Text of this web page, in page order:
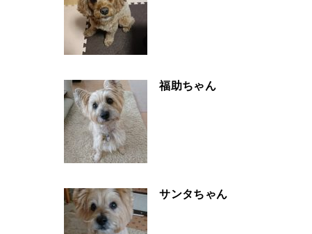
福助ちゃん
サンタちゃん